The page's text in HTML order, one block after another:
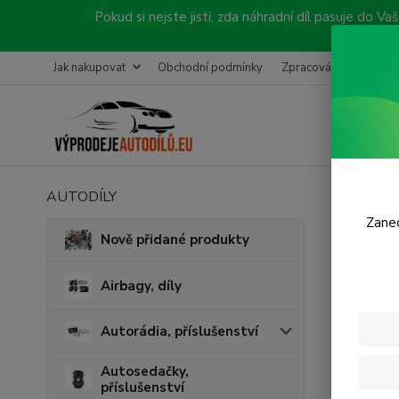
Pokud si nejste jisti, zda náhradní díl pasuje do
Jak nakupovat Obchodní podmínky Zpracování objednávky
AUTODÍLY
Nově přidané produkty
Airbagy, díly
Autorádia, příslušenství
Autosedačky,
příslušenství